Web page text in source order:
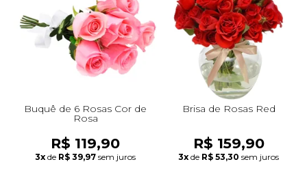
Buquê de 6 Rosas Cor de
Rosa
R$ 119,90
3x de R$ 39,97 sem juros
Brisa de Rosas Red
R$ 159,90
3x de R$ 53,30 sem juros